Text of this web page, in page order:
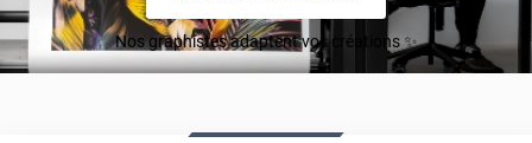
Nos graphistes adaptent vos créations ✨